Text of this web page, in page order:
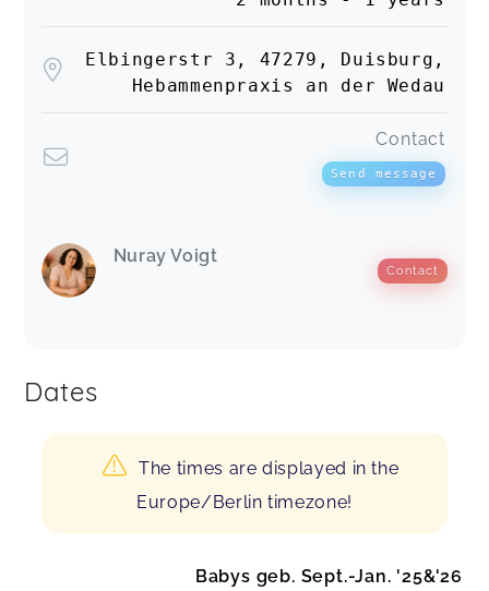
Elbingerstr 3, 47279, Duisburg,
Hebammenpraxis an der Wedau
Contact
Send message
Nuray Voigt
Contact
Dates
The times are displayed in the
Europe/Berlin timezone!
Babys geb. Sept.-Jan. '25&'26